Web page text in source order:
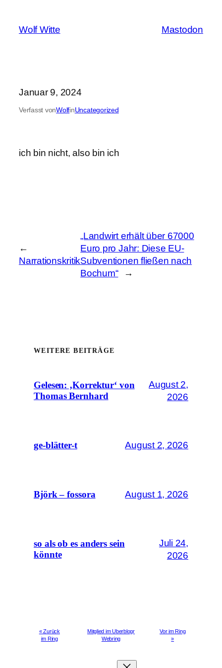
springen
Wolf Witte Mastodon
Januar 9, 2024
Verfasst vonWolfinUncategorized
ich bin nicht, also bin ich
←
Narrationskritik
„Landwirt erhält über 67000
Euro pro Jahr: Diese EU-
Subventionen fließen nach
Bochum“
→
WEITERE BEITRÄGE
Gelesen: ‚Korrektur‘ von
Thomas Bernhard
August 2,
2026
ge-blätter-t August 2, 2026
Björk – fossora August 1, 2026
so als ob es anders sein
könnte
Juli 24,
2026
« Zurück
im Ring
Mitglied im Uberblogr
Webring
Vor im Ring
»